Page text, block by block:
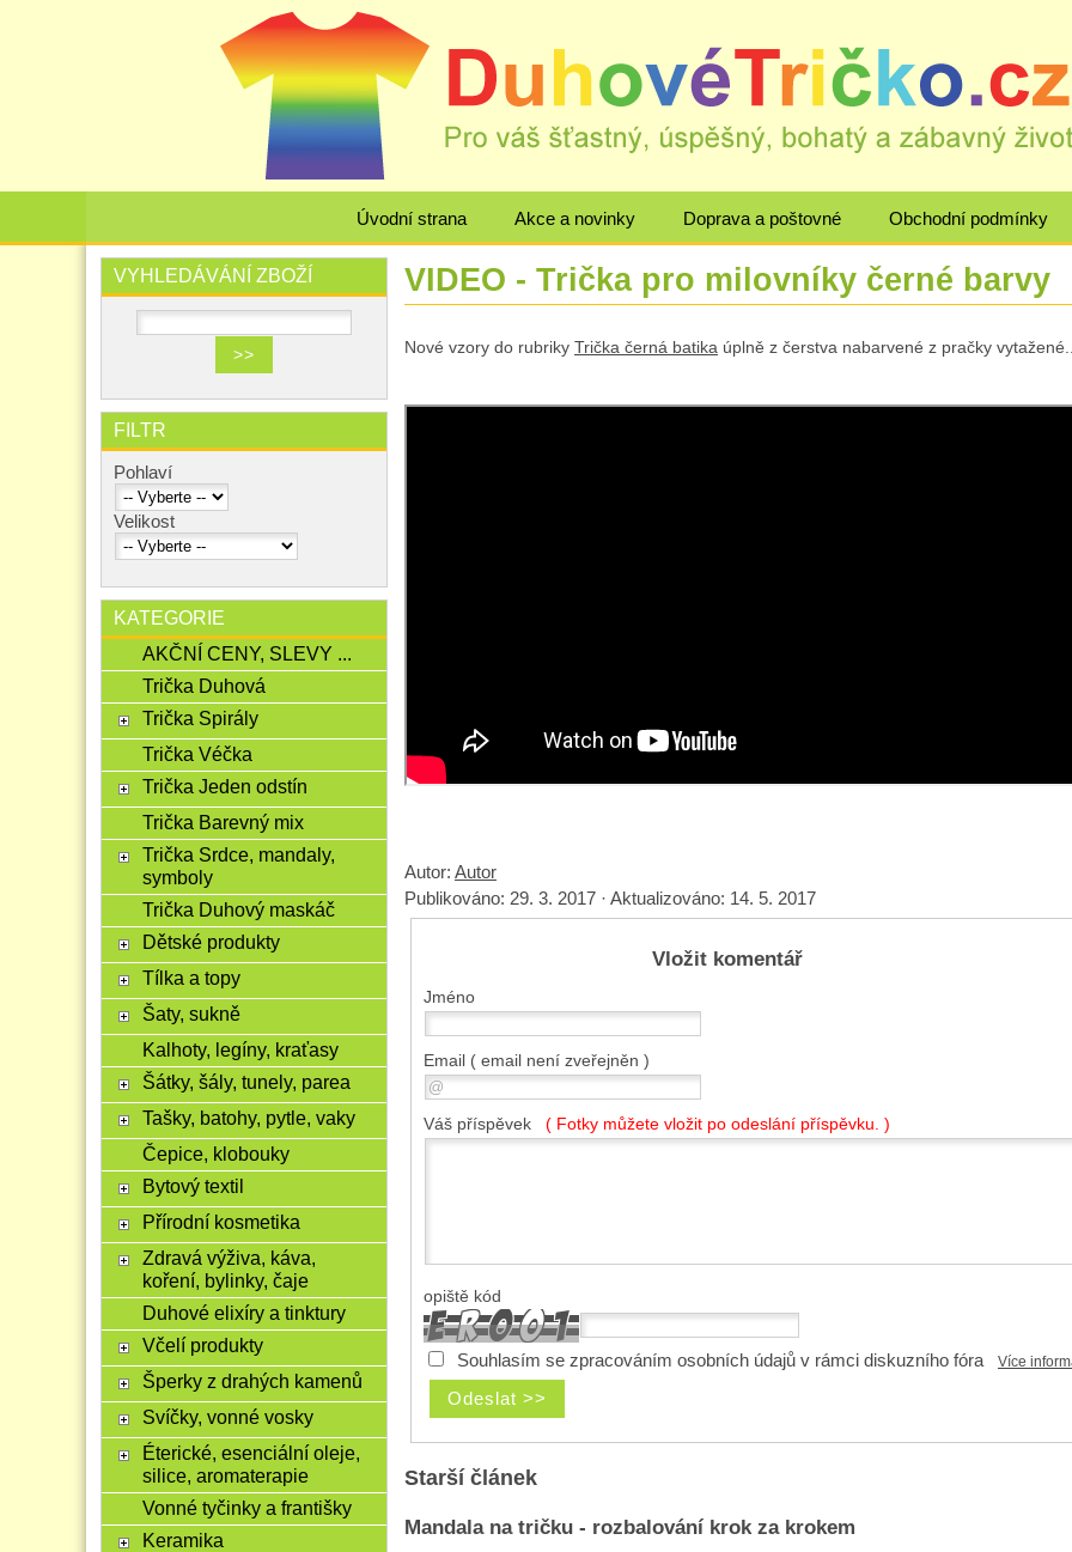
Úvodní strana Akce a novinky Doprava a poštovné Obchodní podmínky
VIDEO - Trička pro milovníky černé barvy
Nové vzory do rubriky Trička černá batika úplně z čerstva nabarvené z pračky
Autor: Autor
Publikováno: 29. 3. 2017 · Aktualizováno: 14. 5. 2017
Vložit komentář
Jméno
Email ( email není zveřejněn )
Váš příspěvek ( Fotky můžete vložit po odeslání příspěvku. )
opiště kód
Souhlasím se zpracováním osobních údajů v rámci diskuzního fóra Více
Starší článek
Mandala na tričku - rozbalování krok za krokem
VYHLEDÁVÁNÍ ZBOŽÍ
FILTR
Pohlaví
Velikost
KATEGORIE
AKČNÍ CENY, SLEVY ...
Trička Duhová
Trička Spirály
Trička Véčka
Trička Jeden odstín
Trička Barevný mix
Trička Srdce, mandaly,
symboly
Trička Duhový maskáč
Dětské produkty
Tílka a topy
Šaty, sukně
Kalhoty, legíny, kraťasy
Šátky, šály, tunely, parea
Tašky, batohy, pytle, vaky
Čepice, klobouky
Bytový textil
Přírodní kosmetika
Zdravá výživa, káva,
koření, bylinky, čaje
Duhové elixíry a tinktury
Včelí produkty
Šperky z drahých kamenů
Svíčky, vonné vosky
Éterické, esenciální oleje,
silice, aromaterapie
Vonné tyčinky a františky
Keramika